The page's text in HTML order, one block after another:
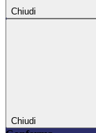
Chiudi
Chiudi